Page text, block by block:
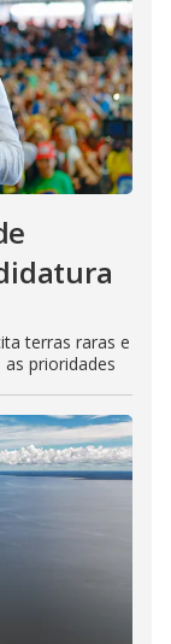
terras raras e
prioridades